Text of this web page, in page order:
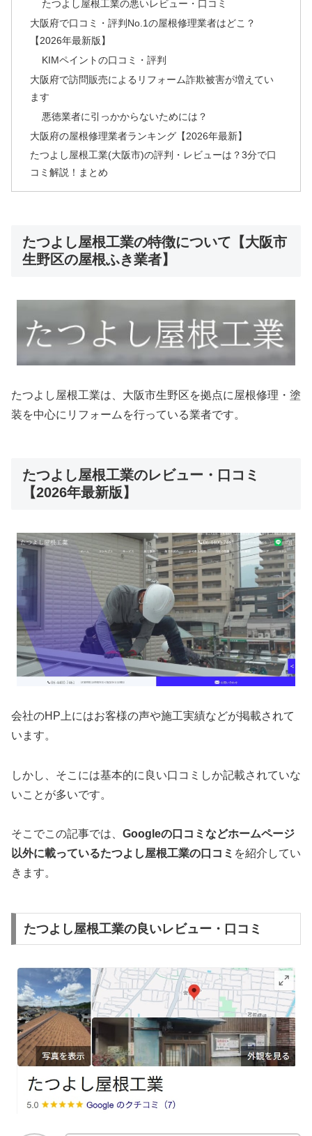
たつよし屋根工業の悪いレビュー・口コミ
大阪府で口コミ・評判No.1の屋根修理業者はどこ？
【2026年最新版】
KIMペイントの口コミ・評判
大阪府で訪問販売によるリフォーム詐欺被害が増えてい
ます
悪徳業者に引っかからないためには？
大阪府の屋根修理業者ランキング【2026年最新】
たつよし屋根工業(大阪市)の評判・レビューは？3分で口
コミ解説！まとめ
たつよし屋根工業の特徴について【大阪市
生野区の屋根ふき業者】
たつよし屋根工業は、大阪市生野区を拠点に屋根修理・塗
装を中心にリフォームを行っている業者です。
たつよし屋根工業のレビュー・口コミ
【2026年最新版】
会社のHP上にはお客様の声や施工実績などが掲載されて
います。
しかし、そこには基本的に良い口コミしか記載されていな
いことが多いです。
そこでこの記事では、 Googleの口コミなどホームページ
以外に載っているたつよし屋根工業の口コミ を紹介してい
きます。
たつよし屋根工業の良いレビュー・口コミ